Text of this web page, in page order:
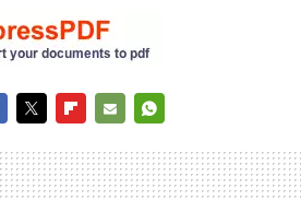
MAIL